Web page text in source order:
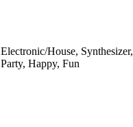
Electronic/House, Synthesizer,
Party, Happy, Fun